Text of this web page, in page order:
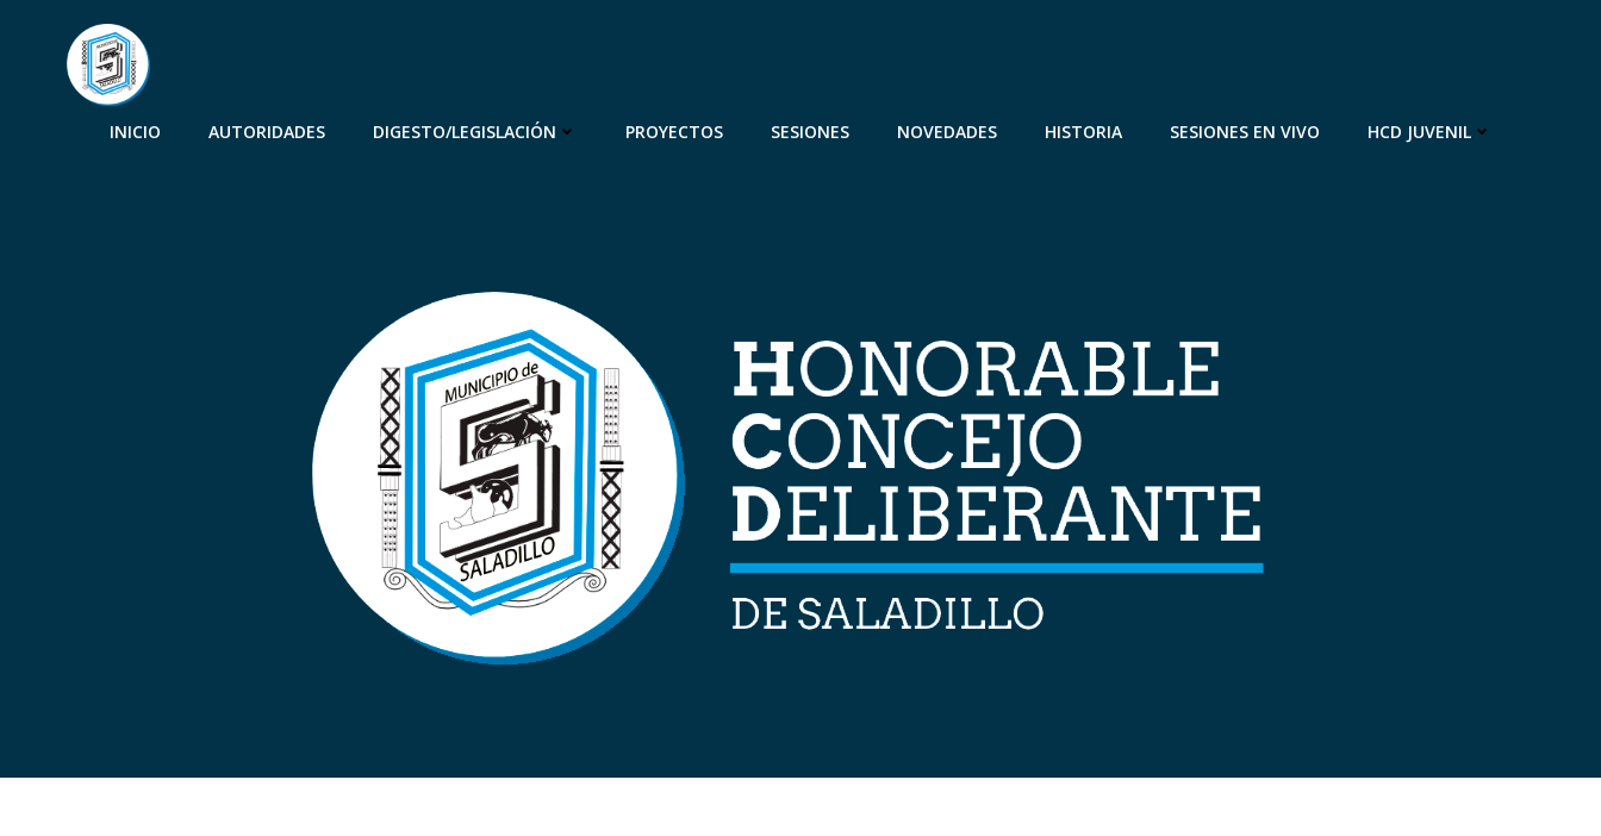
INICIO AUTORIDADES DIGESTO/LEGISLACIÓN PROYECTOS SESIONES NOVEDADES HISTORIA SESIONES EN VIVO HCD JUVENIL